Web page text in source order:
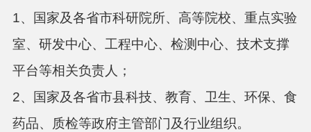
1、国家及各省市科研院所、高等院校、重点实验
室、研发中心、工程中心、检测中心、技术支撑
平台等相关负责人；
2、国家及各省市县科技、教育、卫生、环保、食
药品、质检等政府主管部门及行业组织。